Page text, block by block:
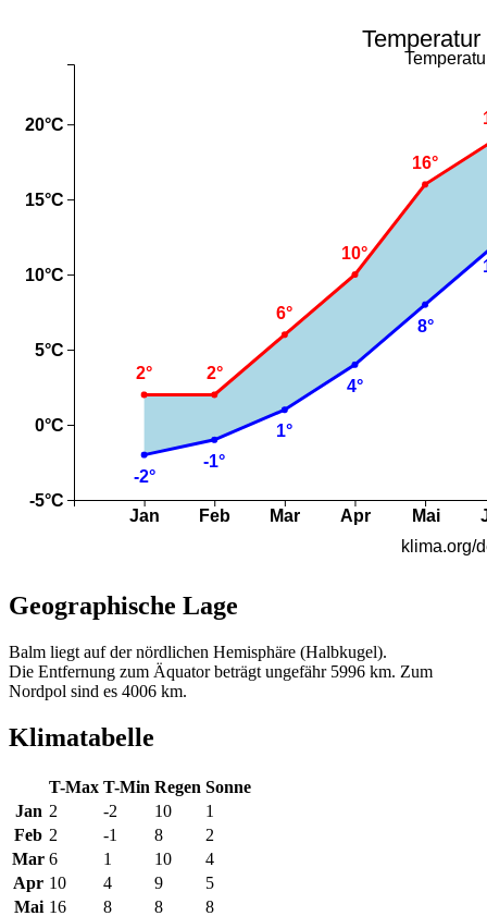
Geographische Lage
Balm liegt auf der nördlichen Hemisphäre (Halbkugel).
Die Entfernung zum Äquator beträgt ungefähr 5996 km. Zum
Nordpol sind es 4006 km.
Klimatabelle
T-Max T-Min Regen Sonne
Jan 2 -2 10
1
Feb 2 -1 8
2
Mar 6 1 10
4
Apr 10 4 9
5
Mai 16 8 8 8